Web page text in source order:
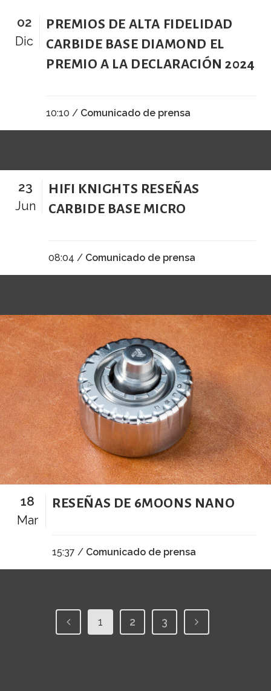
02
Dic
PREMIOS DE ALTA FIDELIDAD
CARBIDE BASE DIAMOND EL
PREMIO A LA DECLARACIÓN 2024
10:10 / Comunicado de prensa
23
Jun
HIFI KNIGHTS RESEÑAS
CARBIDE BASE MICRO
08:04 / Comunicado de prensa
18
Mar
RESEÑAS DE 6MOONS NANO
15:37 / Comunicado de prensa
1 2 3